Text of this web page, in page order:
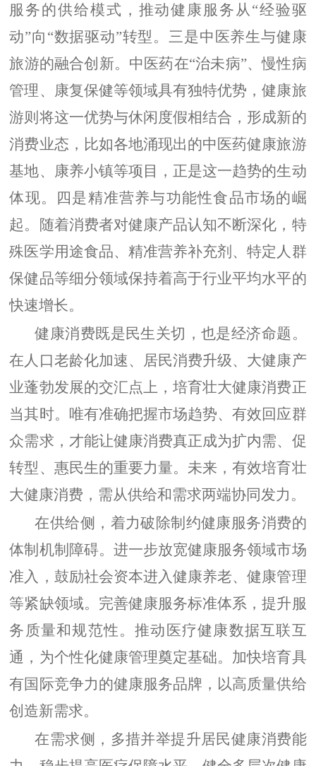
服务的供给模式，推动健康服务从“经验驱
动”向“数据驱动”转型。三是中医养生与健康
旅游的融合创新。中医药在“治未病”、慢性病
管理、康复保健等领域具有独特优势，健康旅
游则将这一优势与休闲度假相结合，形成新的
消费业态，比如各地涌现出的中医药健康旅游
基地、康养小镇等项目，正是这一趋势的生动
体现。四是精准营养与功能性食品市场的崛
起。随着消费者对健康产品认知不断深化，特
殊医学用途食品、精准营养补充剂、特定人群
保健品等细分领域保持着高于行业平均水平的
快速增长。
健康消费既是民生关切，也是经济命题。
在人口老龄化加速、居民消费升级、大健康产
业蓬勃发展的交汇点上，培育壮大健康消费正
当其时。唯有准确把握市场趋势、有效回应群
众需求，才能让健康消费真正成为扩内需、促
转型、惠民生的重要力量。未来，有效培育壮
大健康消费，需从供给和需求两端协同发力。
在供给侧，着力破除制约健康服务消费的
体制机制障碍。进一步放宽健康服务领域市场
准入，鼓励社会资本进入健康养老、健康管理
等紧缺领域。完善健康服务标准体系，提升服
务质量和规范性。推动医疗健康数据互联互
通，为个性化健康管理奠定基础。加快培育具
有国际竞争力的健康服务品牌，以高质量供给
创造新需求。
在需求侧，多措并举提升居民健康消费能